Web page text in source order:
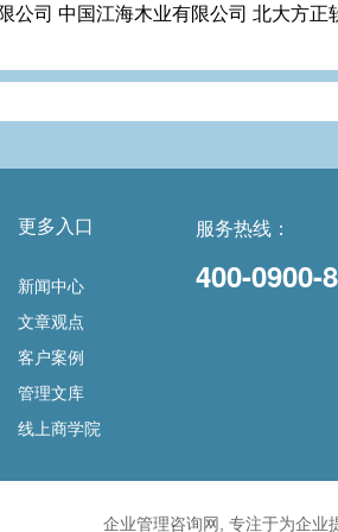
公司 中国江海木业有限公司 北大方
更多入口
新闻中心
文章观点
客户案例
管理文库
线上商学院
服务热线：
400-0900-
企业管理咨询网, 专注于为企业